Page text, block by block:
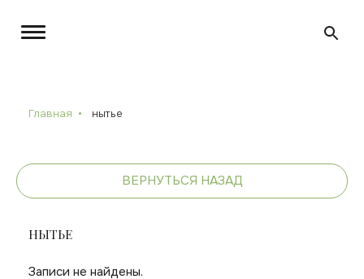
Главная нытье
ВЕРНУТЬСЯ НАЗАД
НЫТЬЕ
Записи не найдены.